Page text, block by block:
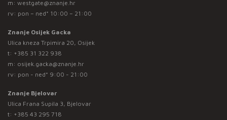
m: westgate@znanje.hr
rv: pon – ned* 10:00 – 21:00
Znanje Osijek Gacka
Ulica kneza Trpimira 20, Osijek
t: +385 31 322 938
m: osijek.gacka@znanje.hr
rv: pon - ned* 9:00 - 21:00
Znanje Bjelovar
Ulica Frana Supila 3, Bjelovar
t: +385 43 295 718